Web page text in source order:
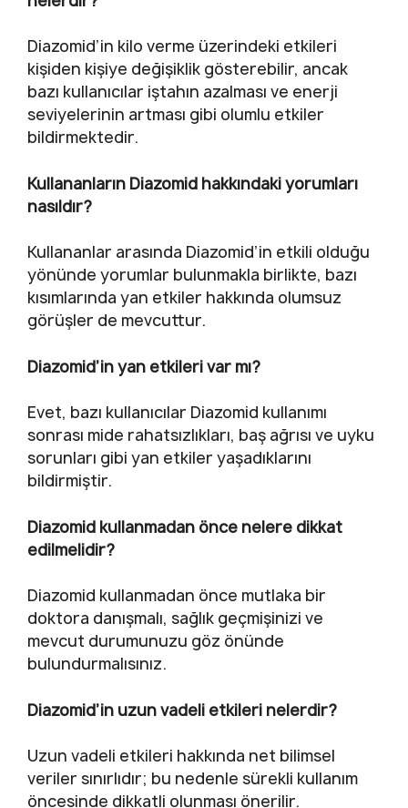
Diazomid’in kilo verme üzerindeki etkileri
kişiden kişiye değişiklik gösterebilir, ancak
bazı kullanıcılar iştahın azalması ve enerji
seviyelerinin artması gibi olumlu etkiler
bildirmektedir.
Kullananların Diazomid hakkındaki yorumları
nasıldır?
Kullananlar arasında Diazomid’in etkili olduğu
yönünde yorumlar bulunmakla birlikte, bazı
kısımlarında yan etkiler hakkında olumsuz
görüşler de mevcuttur.
Diazomid’in yan etkileri var mı?
Evet, bazı kullanıcılar Diazomid kullanımı
sonrası mide rahatsızlıkları, baş ağrısı ve uyku
sorunları gibi yan etkiler yaşadıklarını
bildirmiştir.
Diazomid kullanmadan önce nelere dikkat
edilmelidir?
Diazomid kullanmadan önce mutlaka bir
doktora danışmalı, sağlık geçmişinizi ve
mevcut durumunuzu göz önünde
bulundurmalısınız.
Diazomid’in uzun vadeli etkileri nelerdir?
Uzun vadeli etkileri hakkında net bilimsel
veriler sınırlıdır; bu nedenle sürekli kullanım
öncesinde dikkatli olunması önerilir.